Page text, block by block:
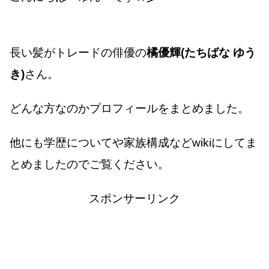
長い髪がトレードの俳優の橘優輝(たちばな ゆう
き)さん。
どんな方なのかプロフィールをまとめました。
他にも学歴についてや家族構成などwikiにしてま
とめましたのでご覧ください。
スポンサーリンク